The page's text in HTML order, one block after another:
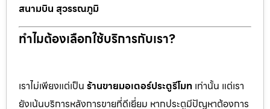
สนามบิน สุวรรณภูมิ
ทำไมต้องเลือกใช้บริการกับเรา?
เราไม่เพียงแต่เป็น ร้านขายมอเตอร์ประตูรีโมท เท่านั้น แต่เรา
ยังเน้นบริการหลังการขายที่ดีเยี่ยม หากประตูมีปัญหาต้องการ